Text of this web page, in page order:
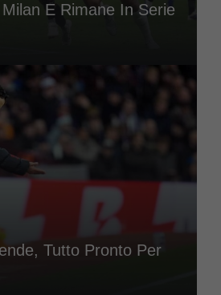
E Rimane In Serie
Tutto Pronto Per